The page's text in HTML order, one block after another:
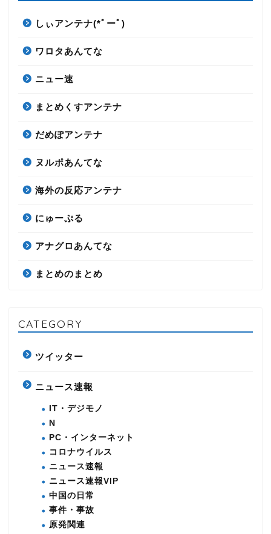
しぃアンテナ(*ﾟーﾟ)
ワロタあんてな
ニュー速
まとめくすアンテナ
だめぽアンテナ
ヌルポあんてな
海外の反応アンテナ
にゅーぷる
アナグロあんてな
まとめのまとめ
CATEGORY
ツイッター
ニュース速報
IT・デジモノ
N
PC・インターネット
コロナウイルス
ニュース速報
ニュース速報VIP
中国の日常
事件・事故
原発関連